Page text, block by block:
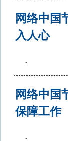
网络中国
入人心
..
网络中国
保障工作
..